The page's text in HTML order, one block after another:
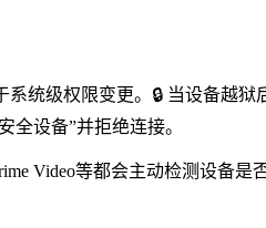
统级权限变更。🔒 当设备越
全设备”并拒绝连接。
Video等都会主动检测设备